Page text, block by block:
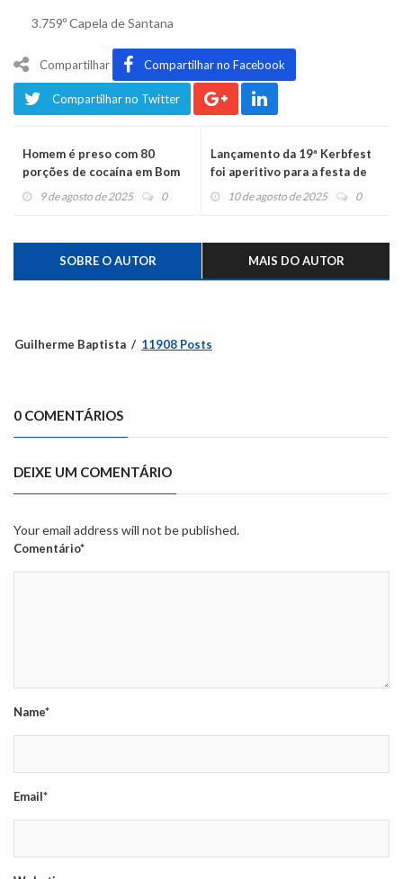
3.759º Capela de Santana
Compartilhar Compartilhar no Facebook
Compartilhar no Twitter
Homem é preso com 80
porções de cocaína em Bom
Princípio
9 de agosto de 2025 0
Lançamento da 19ª Kerbfest
foi aperitivo para a festa de
outubro10 de agosto de 2025 0
SOBRE O AUTOR MAIS DO AUTOR
Guilherme Baptista 11908 Posts
0 COMENTÁRIOS
DEIXE UM COMENTÁRIO
Your email address will not be published.
Comentário*
Name*
Email*